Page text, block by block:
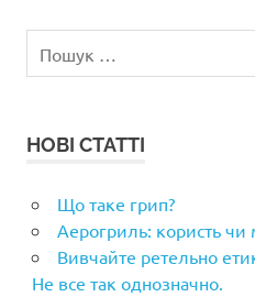
НОВІ СТАТТІ
Що таке грип?
Аерогриль: користь чи
Вивчайте ретельно
Не все так однозначно.